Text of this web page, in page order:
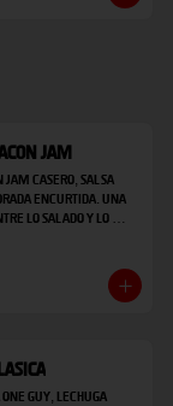
Jam
jam casero, salsa
encurtida. Una
lo salado y lo
Guy, lechuga